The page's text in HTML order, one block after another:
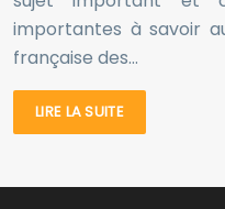
importantes à savoir
française des…
LIRE LA SUITE